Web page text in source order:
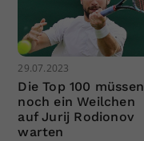
29.07.2023
Die Top 100 müssen
noch ein Weilchen
auf Jurij Rodionov
warten